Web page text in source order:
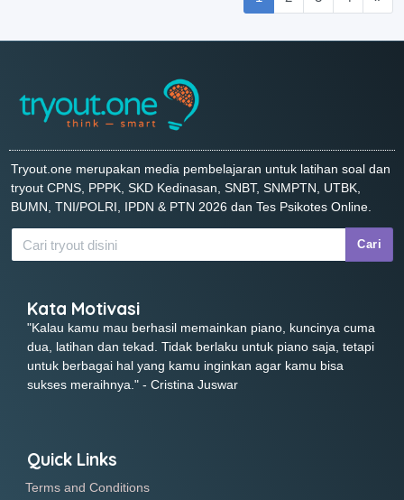
Tryout.one merupakan media pembelajaran untuk latihan soal dan
tryout CPNS, PPPK, SKD Kedinasan, SNBT, SNMPTN, UTBK,
BUMN, TNI/POLRI, IPDN & PTN 2026 dan Tes Psikotes Online.
Cari
Kata Motivasi
"Kalau kamu mau berhasil memainkan piano, kuncinya cuma
dua, latihan dan tekad. Tidak berlaku untuk piano saja, tetapi
untuk berbagai hal yang kamu inginkan agar kamu bisa
sukses meraihnya." - Cristina Juswar
Quick Links
Terms and Conditions